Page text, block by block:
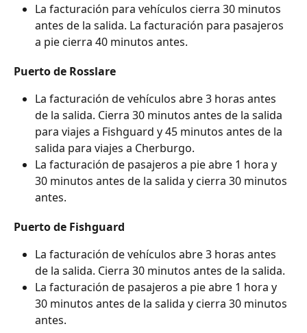
La facturación para vehículos cierra 30 minutos
antes de la salida. La facturación para pasajeros
a pie cierra 40 minutos antes.
Puerto de Rosslare
La facturación de vehículos abre 3 horas antes
de la salida. Cierra 30 minutos antes de la salida
para viajes a Fishguard y 45 minutos antes de la
salida para viajes a Cherburgo.
La facturación de pasajeros a pie abre 1 hora y
30 minutos antes de la salida y cierra 30 minutos
antes.
Puerto de Fishguard
La facturación de vehículos abre 3 horas antes
de la salida. Cierra 30 minutos antes de la salida.
La facturación de pasajeros a pie abre 1 hora y
30 minutos antes de la salida y cierra 30 minutos
antes.